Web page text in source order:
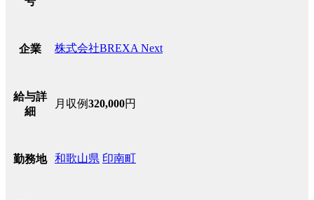
企業 株式会社BREXA Next
給与詳
細
月収例320,000円
勤務地 和歌山県 印南町